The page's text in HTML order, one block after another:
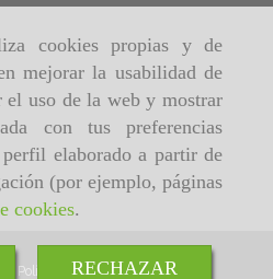
cookies propias y de
mejorar la usabilidad de
el uso de la web y mostrar
con tus preferencias
elaborado a partir de
(por ejemplo, páginas
cookies.
RECHAZAR
Política de cookies